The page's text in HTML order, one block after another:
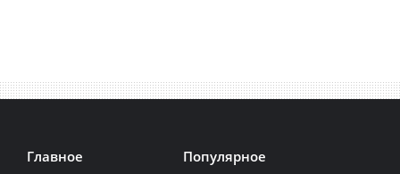
Главное Популярное